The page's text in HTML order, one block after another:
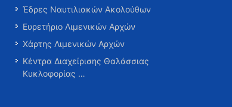
Έδρες Ναυτιλιακών Ακολούθων
Ευρετήριο Λιμενικών Αρχών
Χάρτης Λιμενικών Αρχών
Κέντρα Διαχείρισης Θαλάσσιας
Κυκλοφορίας …